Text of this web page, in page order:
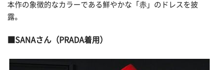
本作の象徴的なカラーである鮮やかな「赤」のドレスを披
露。
SANAさん（PRADA着用）